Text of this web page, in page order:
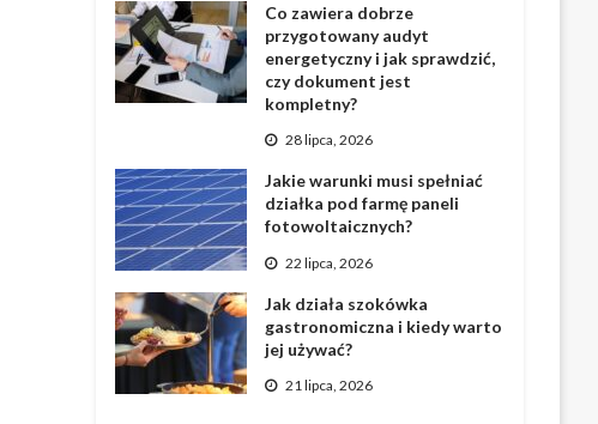
Co zawiera dobrze
przygotowany audyt
energetyczny i jak sprawdzić,
czy dokument jest
kompletny?
28 lipca, 2026
Jakie warunki musi spełniać
działka pod farmę paneli
fotowoltaicznych?
22 lipca, 2026
Jak działa szokówka
gastronomiczna i kiedy warto
jej używać?
21 lipca, 2026